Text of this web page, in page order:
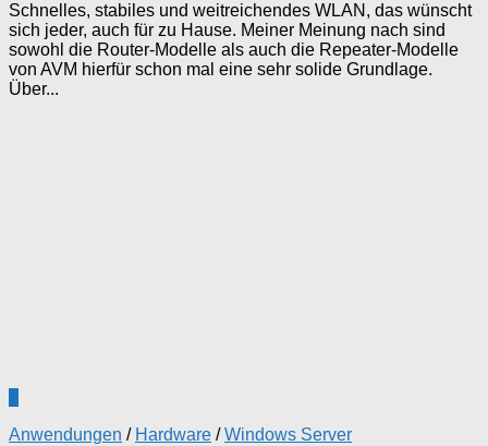
Schnelles, stabiles und weitreichendes WLAN, das wünscht
sich jeder, auch für zu Hause. Meiner Meinung nach sind
sowohl die Router-Modelle als auch die Repeater-Modelle
von AVM hierfür schon mal eine sehr solide Grundlage.
Über...
Anwendungen / Hardware /Windows Server